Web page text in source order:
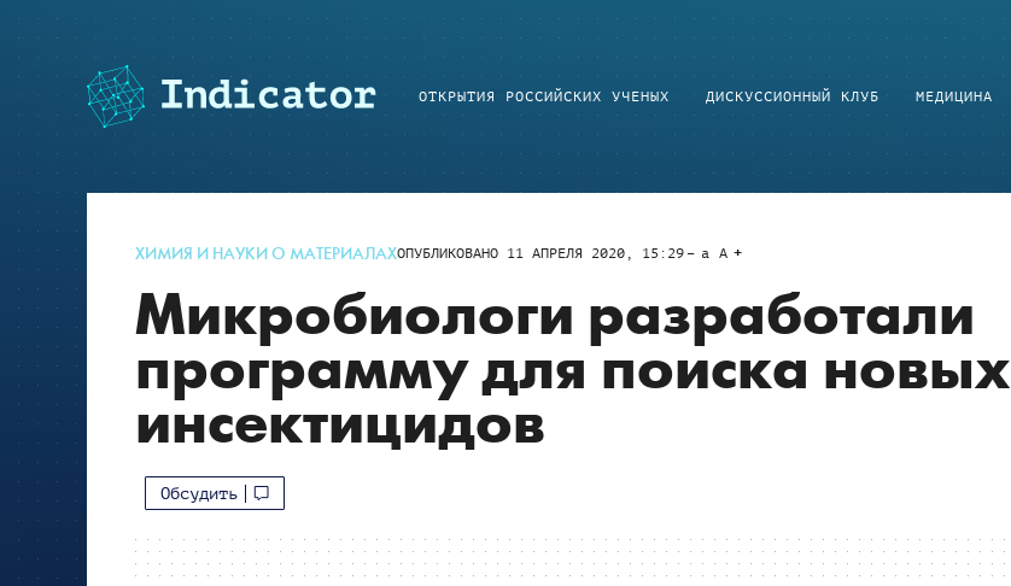
ОТКРЫТИЯ РОССИЙСКИХ УЧЕНЫХ ДИСКУССИОННЫЙ КЛУБ МЕДИЦИНА
ХИМИЯ И НАУКИ О МАТЕРИАЛАХОПУБЛИКОВАНО 11 АПРЕЛЯ 2020, 15:29 a A
Микробиологи разработали
программу для поиска новых
инсектицидов
Обсудить